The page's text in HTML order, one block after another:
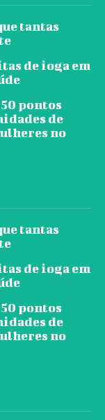
tantas
de ioga em
pontos
de
no
tantas
de ioga em
pontos
de
no